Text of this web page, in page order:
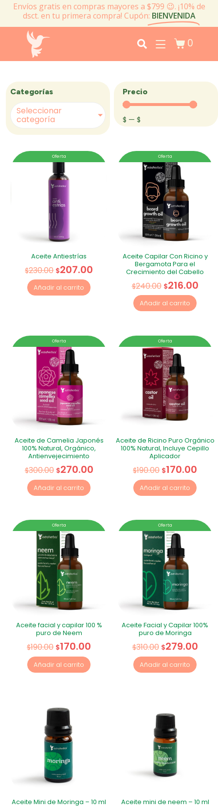
Envíos gratis en compras mayores a $799 😉. ¡10% de
dsct. en tu primera compra! Cupón: BIENVENIDA
0
Categorías
Seleccionar
categoría
Precio
$ — $
Oferta
Aceite Antiestrías
$230.00 $207.00
Añadir al carrito
Oferta
Aceite Capilar Con Ricino y
Bergamota Para el
Crecimiento del Cabello
$240.00 $216.00
Añadir al carrito
Oferta
Aceite de Camelia Japonés
100% Natural, Orgánico,
Antienvejecimiento
$300.00 $270.00
Añadir al carrito
Oferta
Aceite de Ricino Puro Orgánico
100% Natural, Incluye Cepillo
Aplicador
$190.00 $170.00
Añadir al carrito
Oferta
Aceite facial y capilar 100 %
puro de Neem
$190.00 $170.00
Añadir al carrito
Oferta
Aceite Facial y Capilar 100%
puro de Moringa
$310.00 $279.00
Añadir al carrito
Aceite Mini de Moringa – 10 ml Aceite mini de neem – 10 ml